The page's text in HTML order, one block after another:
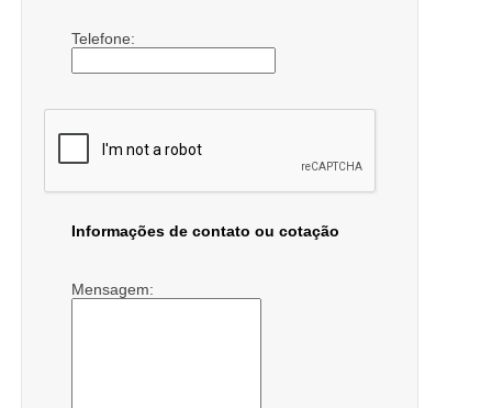
Telefone:
Informações de contato ou cotação
Mensagem: